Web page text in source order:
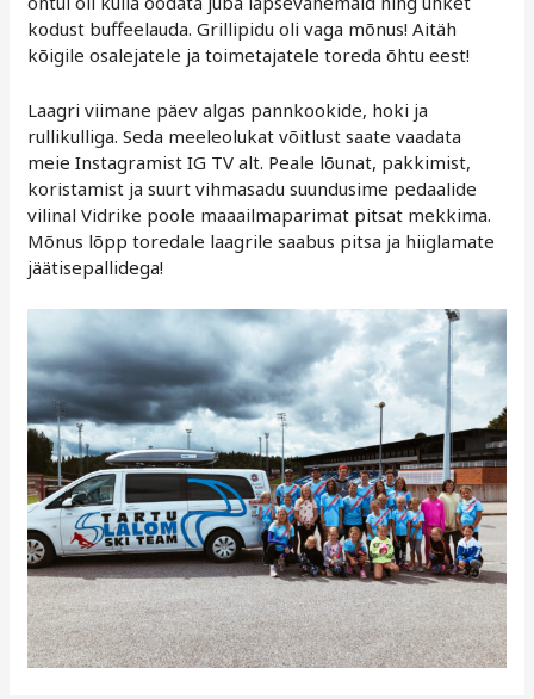
kodust buffeelauda. Grillipidu oli vaga mõnus! Aitäh
kõigile osalejatele ja toimetajatele toreda õhtu eest!
Laagri viimane päev algas pannkookide, hoki ja
rullikulliga. Seda meeleolukat võitlust saate vaadata
meie Instagramist IG TV alt. Peale lõunat, pakkimist,
koristamist ja suurt vihmasadu suundusime pedaalide
vilinal Vidrike poole maaailmaparimat pitsat mekkima.
Mõnus lõpp toredale laagrile saabus pitsa ja hiiglamate
jäätisepallidega!